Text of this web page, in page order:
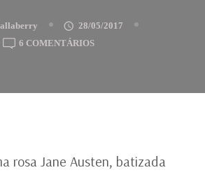
28/05/2017
6 COMENTÁRIOSEM
AUSTEN
rosa Jane Austen, batizada